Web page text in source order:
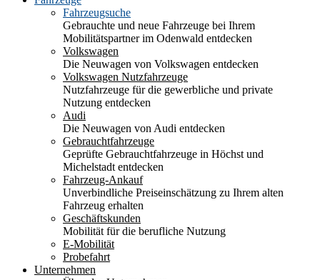
Fahrzeugsuche
Gebrauchte und neue Fahrzeuge bei Ihrem
Mobilitätspartner im Odenwald entdecken
Volkswagen
Die Neuwagen von Volkswagen entdecken
Volkswagen Nutzfahrzeuge
Nutzfahrzeuge für die gewerbliche und private
Nutzung entdecken
Audi
Die Neuwagen von Audi entdecken
Gebrauchtfahrzeuge
Geprüfte Gebrauchtfahrzeuge in Höchst und
Michelstadt entdecken
Fahrzeug-Ankauf
Unverbindliche Preiseinschätzung zu Ihrem alten
Fahrzeug erhalten
Geschäftskunden
Mobilität für die berufliche Nutzung
E-Mobilität
Probefahrt
Unternehmen